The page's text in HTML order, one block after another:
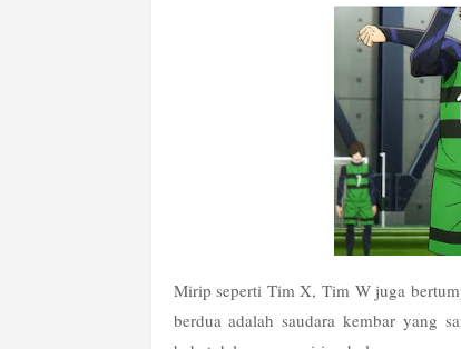
Mirip seperti Tim X, Tim W juga
berdua adalah saudara kembar yang